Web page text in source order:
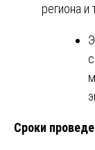
региона и
Сроки